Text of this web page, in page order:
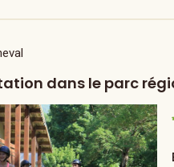
dans le parc